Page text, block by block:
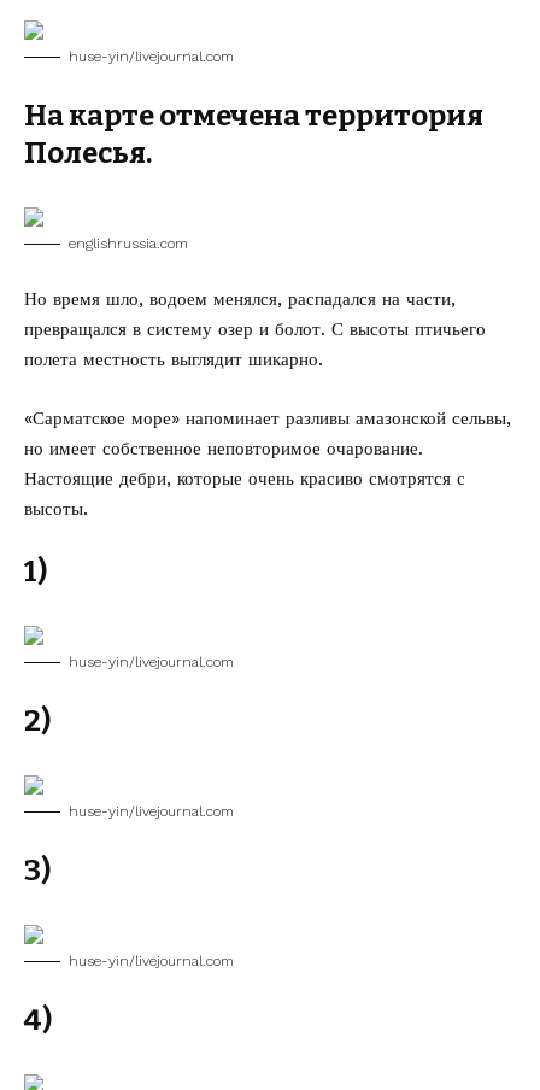
huse-yin/livejournal.com
На карте отмечена территория
Полесья.
englishrussia.com
Но время шло, водоем менялся, распадался на части,
превращался в систему озер и болот. С высоты птичьего
полета местность выглядит шикарно.
«Сарматское море» напоминает разливы амазонской сельвы,
но имеет собственное неповторимое очарование.
Настоящие дебри, которые очень красиво смотрятся с
высоты.
1)
huse-yin/livejournal.com
2)
huse-yin/livejournal.com
3)
huse-yin/livejournal.com
4)